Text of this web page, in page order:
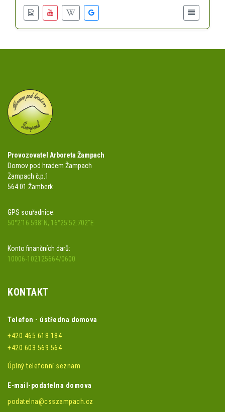
Provozovatel Arboreta Žampach
Domov pod hradem Žampach
Žampach č.p.1
564 01 Žamberk
GPS souřadnice:
50°2'16.598"N, 16°25'52.702"E
Konto finančních darů:
10006-102125664/0600
KONTAKT
Telefon - ústředna domova
+420 465 618 184
+420 603 569 564
Úplný telefonní seznam
E-mail-podatelna domova
podatelna@csszampach.cz